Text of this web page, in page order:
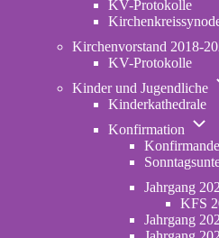
KV-Protokolle
Kirchenvorstand 2018-
KV-Protokolle
Kinder und Jugendliche
Kinderkathedrale
Konfirmation
Jahrgang
KFS
Jahrgang